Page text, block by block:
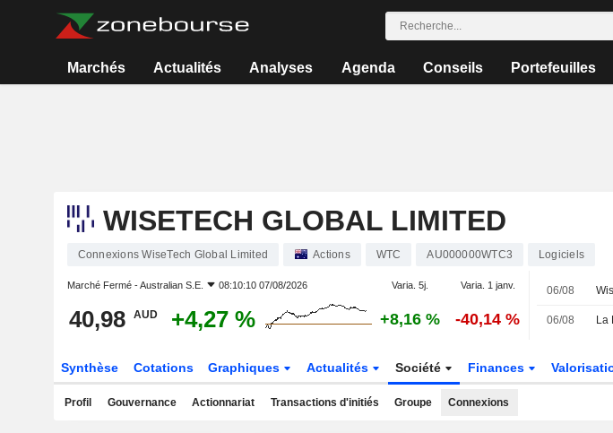
Marchés Actualités Analyses Agenda Conseils Portefeuilles
WISETECH GLOBAL LIMITED
Connexions WiseTech Global Limited Actions WTC AU000000WTC3 Logiciels
Marché Fermé -Australian S.E. 08:10:10 07/08/2026 Varia. 5j. Varia. 1 janv.
40,98 AUD +4,27 % +8,16 % -40,14 %
06/08
06/08
Synthèse Cotations Graphiques Actualités Société Finances
Profil Gouvernance Actionnariat Transactions d'initiés Groupe Connexions